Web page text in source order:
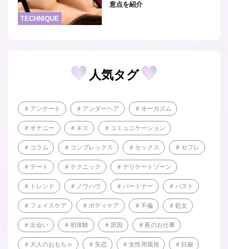
TECHNIQUE
意点を紹介
人気タグ
アンケート アンダーヘア オーガズム
オナニー キス コミュニケーション
コラム コンプレックス セックス セフレ
デート テクニック デリケートゾーン
トレンド ノウハウ パートナー バスト
フェイスケア ボディケア 不倫 処女
出会い 初体験 原因 夜のお仕事
大人のおもちゃ 失恋 女性用風俗 妊娠